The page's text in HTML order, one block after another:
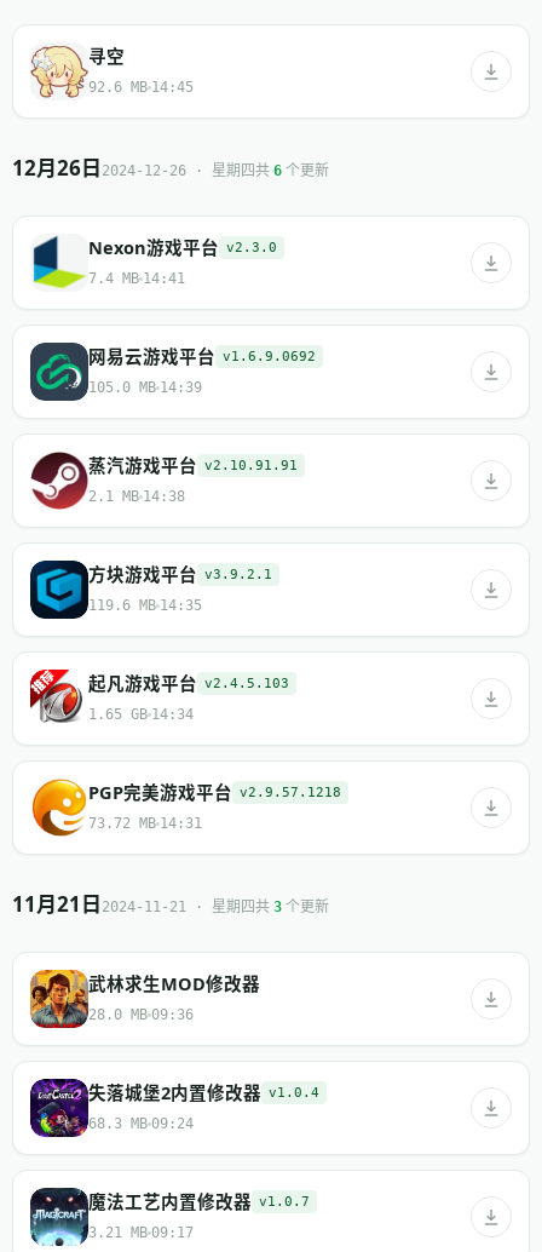
寻空
92.6 MB 14:45
12月26日 2024-12-26 · 星期四共 6 个更新
Nexon游戏平台 v2.3.0
7.4 MB 14:41
网易云游戏平台 v1.6.9.0692
105.0 MB 14:39
蒸汽游戏平台 v2.10.91.91
2.1 MB 14:38
方块游戏平台 v3.9.2.1
119.6 MB 14:35
起凡游戏平台 v2.4.5.103
1.65 GB 14:34
PGP完美游戏平台 v2.9.57.1218
73.72 MB 14:31
11月21日 2024-11-21 · 星期四共 3 个更新
武林求生MOD修改器
28.0 MB 09:36
失落城堡2内置修改器 v1.0.4
68.3 MB 09:24
魔法工艺内置修改器 v1.0.7
3.21 MB 09:17